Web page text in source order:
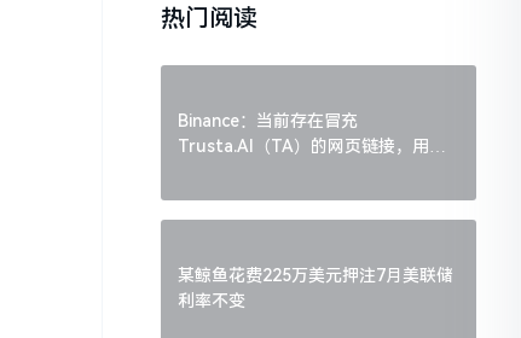
热门阅读
Binance：当前存在冒充
Trusta.AI（TA）的网页链接，用户
某鲸鱼花费225万美元押注7月美联储
利率不变